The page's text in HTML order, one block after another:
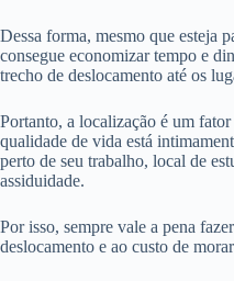
Dessa forma, mesmo que esteja
consegue economizar tempo e
trecho de deslocamento até os
Portanto, a localização é um
qualidade de vida está
perto de seu trabalho, local de
assiduidade.
Por isso, sempre vale a pena
deslocamento e ao custo de